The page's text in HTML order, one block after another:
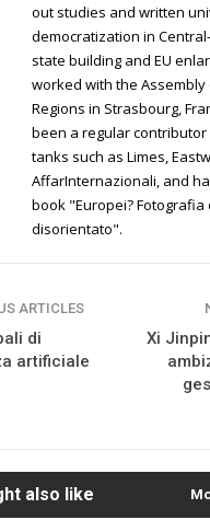
out studies and written
democratization in
state building and EU
worked with the
Regions in Strasbourg,
been a regular
tanks such as Limes,
AffarInternazionali, and
book "Europei?
disorientato".
ARTICLES
di
artificiale
Xi
also like